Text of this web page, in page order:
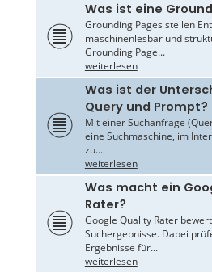
Was ist eine
Grounding Pages stellen
maschinenlesbar und
Grounding Page...
weiterlesen
Was ist der
Query und Prompt?
Mit einer Suchanfrage
eine Suchmaschine, im
zu...
weiterlesen
Was macht ein
Rater?
Google Quality Rater
Suchergebnisse. Dabei
Ergebnisse für...
weiterlesen